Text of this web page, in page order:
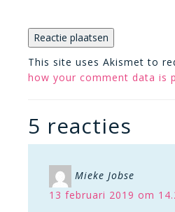
This site uses Akismet to
how your comment data is
5 reacties
Mieke Jobse
13 februari 2019 om